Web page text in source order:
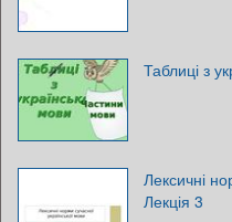
Таблиці з
Лексичні
Лекція 3